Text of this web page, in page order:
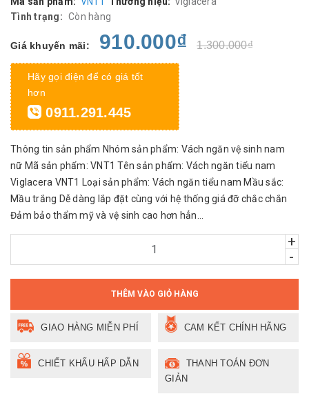
Tình trạng: Còn hàng
Giá khuyến mãi: 910.000₫ 1.300.000₫
Hãy gọi điện để có giá tốt
hơn
0911.291.445
Thông tin sản phẩm Nhóm sản phẩm: Vách ngăn vệ sinh nam
nữ Mã sản phẩm: VNT1 Tên sản phẩm: Vách ngăn tiểu nam
Viglacera VNT1 Loại sản phẩm: Vách ngăn tiểu nam Mầu sắc:
Mầu trắng Dễ dàng lắp đặt cùng với hệ thống giá đỡ chắc chắn
Đảm bảo thẩm mỹ và vệ sinh cao hơn hẳn...
+
-
THÊM VÀO GIỎ HÀNG
GIAO HÀNG MIỄN PHÍ CAM KẾT CHÍNH HÃNG
CHIẾT KHẤU HẤP DẪN
THANH TOÁN ĐƠN
GIẢN